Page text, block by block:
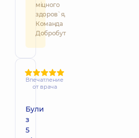
міцного
здоров`я,
Команда
Добробут
Впечатление
от врача
Були
з
5